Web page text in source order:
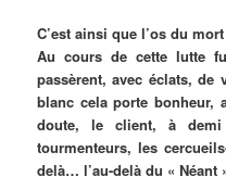
C’est ainsi que l’os du
Au cours de cette lutte
passèrent, avec éclats, de
blanc cela porte bonheur,
doute, le client, à
tourmenteurs, les
delà… l’au-delà du « Néant